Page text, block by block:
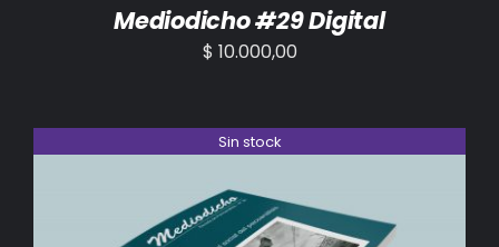
Mediodicho #29 Digital
$ 10.000,00
Sin stock